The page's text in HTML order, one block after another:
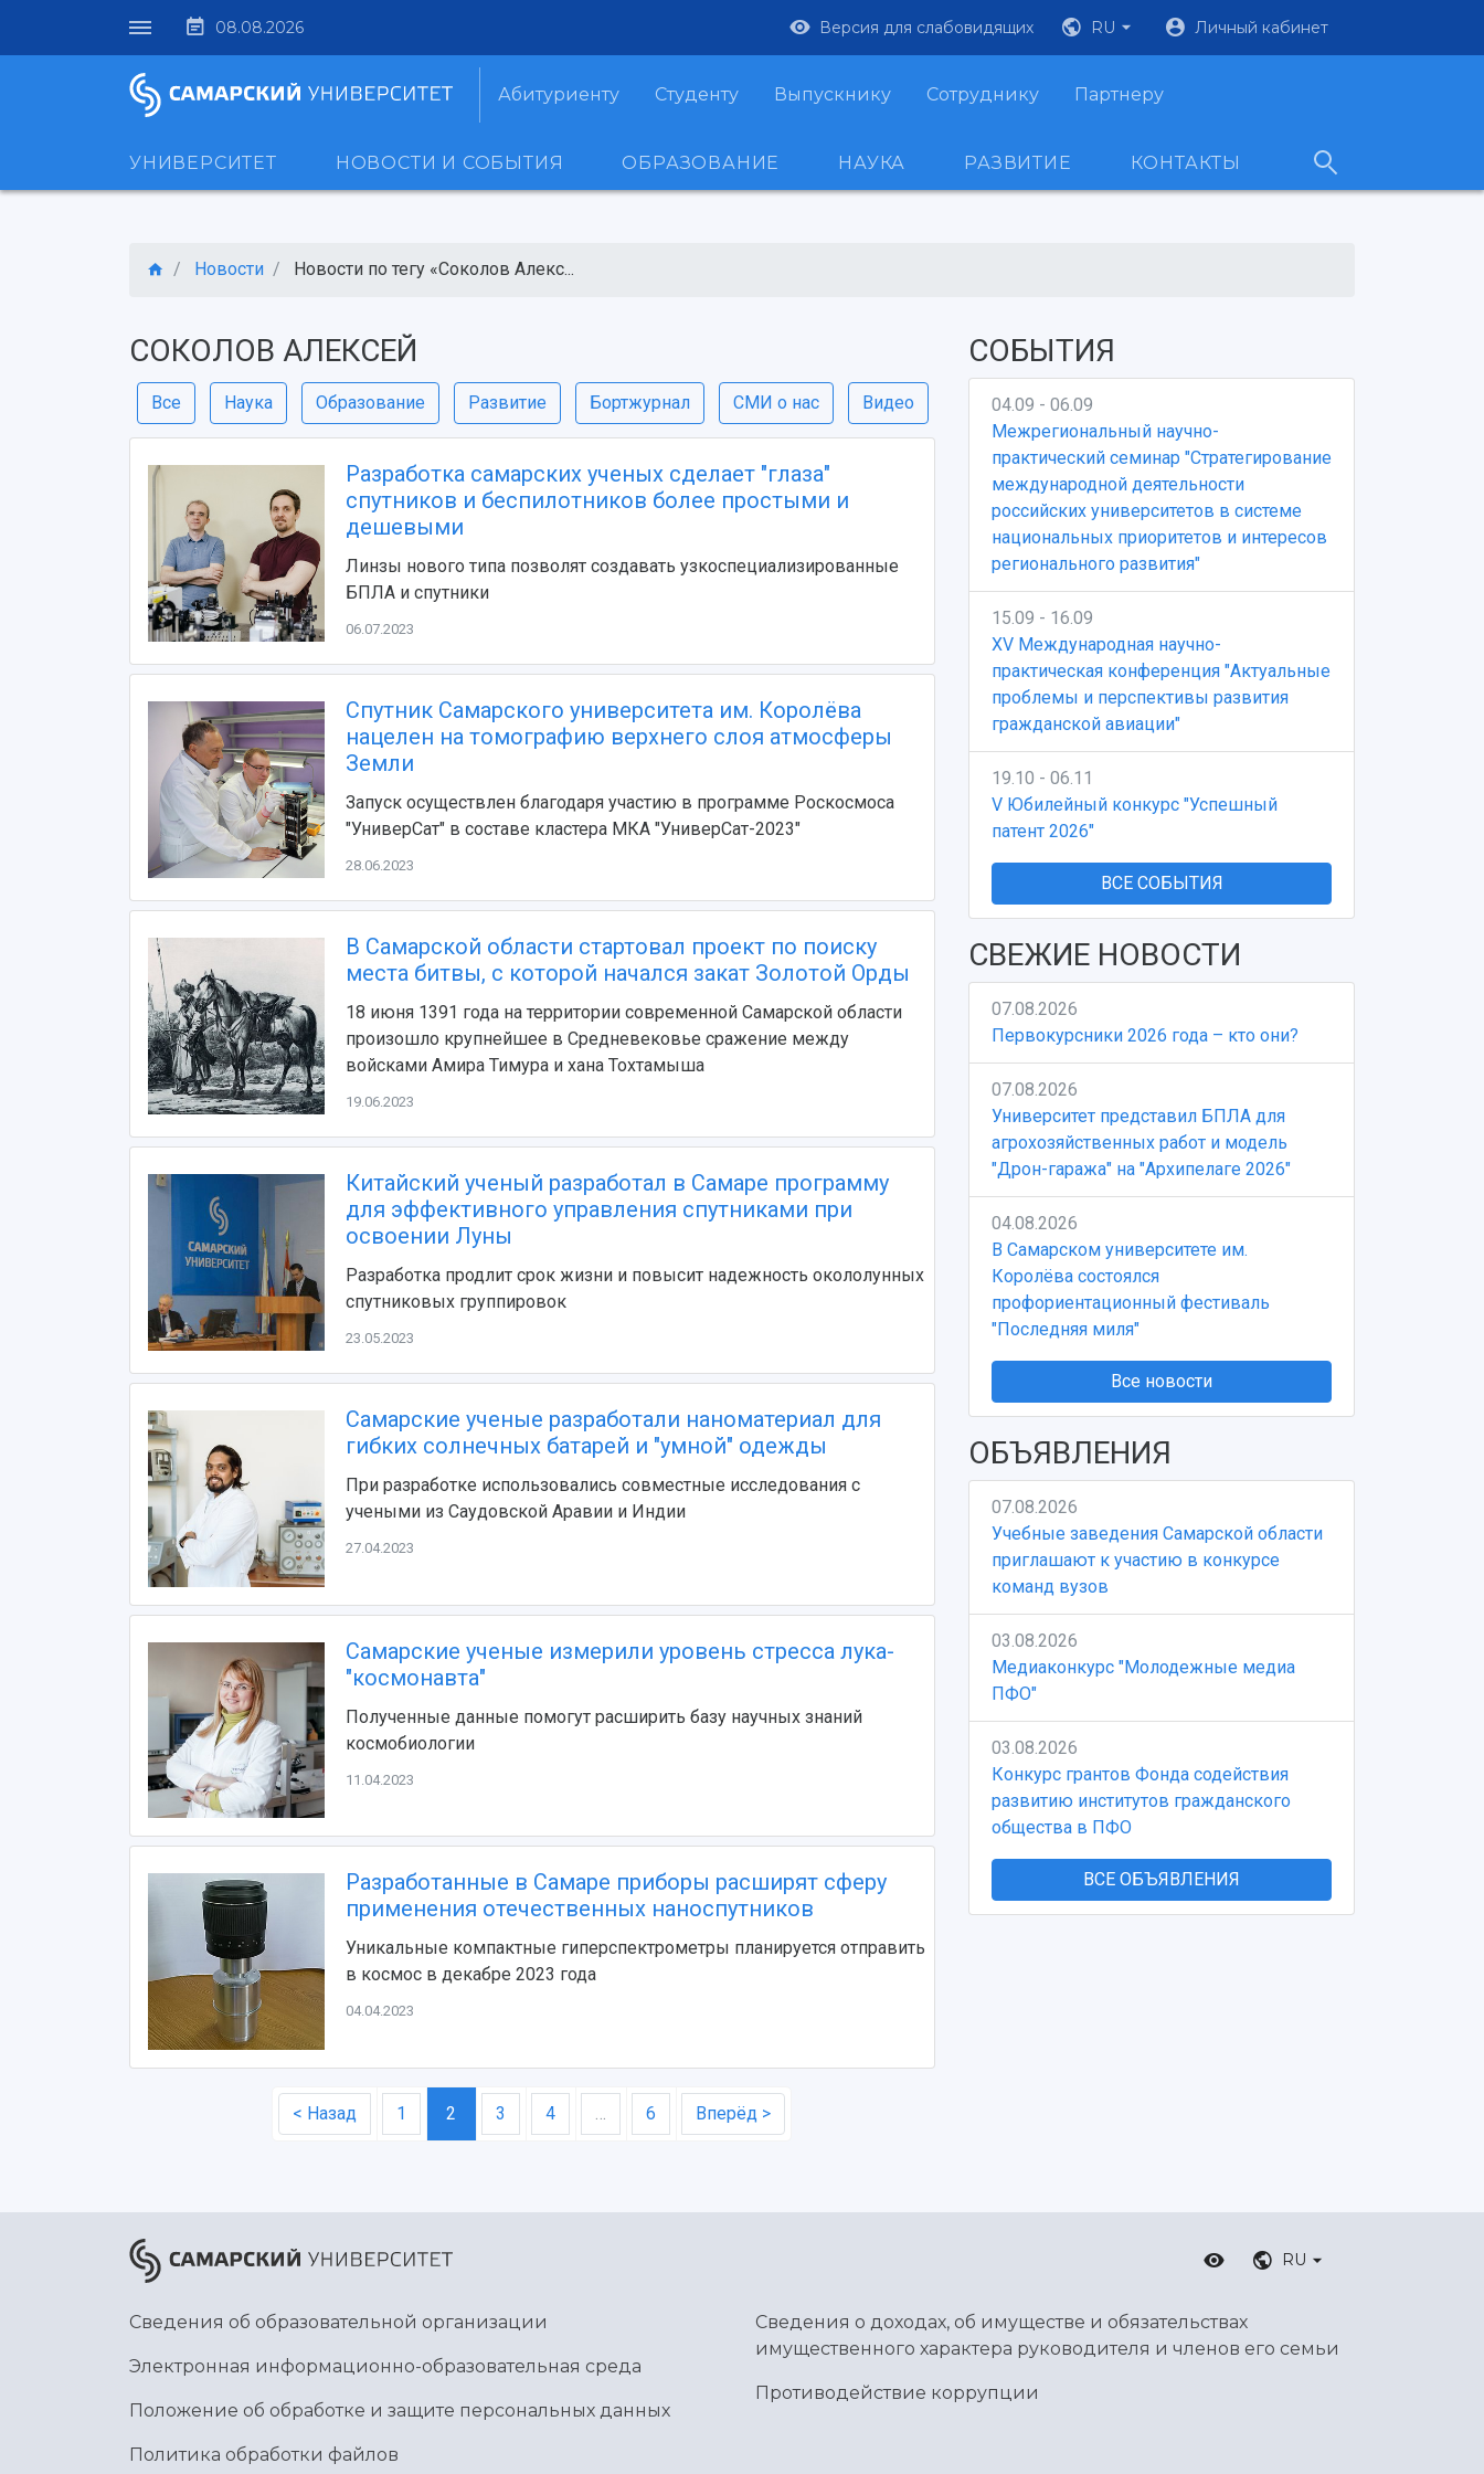
08.08.2026 Версия для слабовидящих RU Личный кабинет
Абитуриенту Студенту Выпускнику Сотруднику Партнеру
УНИВЕРСИТЕТ НОВОСТИ И СОБЫТИЯ ОБРАЗОВАНИЕ НАУКА РАЗВИТИЕ КОНТАКТЫ
Новости Новости по тегу «Соколов Алекс...
СОКОЛОВ АЛЕКСЕЙ
Все Наука Образование Развитие Бортжурнал СМИ о нас Видео
Разработка самарских ученых сделает "глаза"
спутников и беспилотников более простыми и
дешевыми
Линзы нового типа позволят создавать узкоспециализированные
БПЛА и спутники
06.07.2023
Спутник Самарского университета им. Королёва
нацелен на томографию верхнего слоя атмосферы
Земли
Запуск осуществлен благодаря участию в программе Роскосмоса
"УниверСат" в составе кластера МКА "УниверСат-2023"
28.06.2023
В Самарской области стартовал проект по поиску
места битвы, с которой начался закат Золотой Орды
18 июня 1391 года на территории современной Самарской области
произошло крупнейшее в Средневековье сражение между
войсками Амира Тимура и хана Тохтамыша
19.06.2023
Китайский ученый разработал в Самаре программу
для эффективного управления спутниками при
освоении Луны
Разработка продлит срок жизни и повысит надежность окололунных
спутниковых группировок
23.05.2023
Самарские ученые разработали наноматериал для
гибких солнечных батарей и "умной" одежды
При разработке использовались совместные исследования с
учеными из Саудовской Аравии и Индии
27.04.2023
Самарские ученые измерили уровень стресса лука-
"космонавта"
Полученные данные помогут расширить базу научных знаний
космобиологии
11.04.2023
Разработанные в Самаре приборы расширят сферу
применения отечественных наноспутников
Уникальные компактные гиперспектрометры планируется отправить
в космос в декабре 2023 года
04.04.2023
< Назад 1 2 3 4 6 Вперёд >
СОБЫТИЯ
04.09 - 06.09
Межрегиональный научно-
практический семинар "Стратегирование
международной деятельности
российских университетов в системе
национальных приоритетов и интересов
регионального развития"
15.09 - 16.09
XV Международная научно-
практическая конференция "Актуальные
проблемы и перспективы развития
гражданской авиации"
19.10 - 06.11
V Юбилейный конкурс "Успешный
патент 2026"
ВСЕ СОБЫТИЯ
СВЕЖИЕ НОВОСТИ
07.08.2026
Первокурсники 2026 года – кто они?
07.08.2026
Университет представил БПЛА для
агрохозяйственных работ и модель
"Дрон-гаража" на "Архипелаге 2026"
04.08.2026
В Самарском университете им.
Королёва состоялся
профориентационный фестиваль
"Последняя миля"
Все новости
ОБЪЯВЛЕНИЯ
07.08.2026
Учебные заведения Самарской области
приглашают к участию в конкурсе
команд вузов
03.08.2026
Медиаконкурс "Молодежные медиа
ПФО"
03.08.2026
Конкурс грантов Фонда содействия
развитию институтов гражданского
общества в ПФО
ВСЕ ОБЪЯВЛЕНИЯ
RU
Сведения об образовательной организации
Электронная информационно-образовательная среда
Положение об обработке и защите персональных данных
Политика обработки файлов
Сведения о доходах, об имуществе и обязательствах
имущественного характера руководителя и членов его семьи
Противодействие коррупции